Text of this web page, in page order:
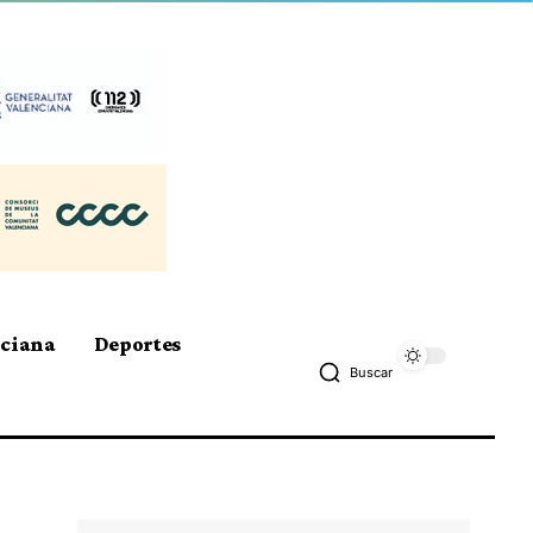
Deportes
Buscar